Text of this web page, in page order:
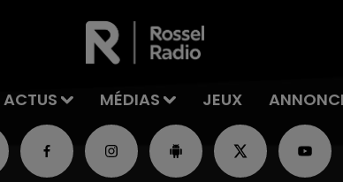
ACTUS MÉDIAS JEUX